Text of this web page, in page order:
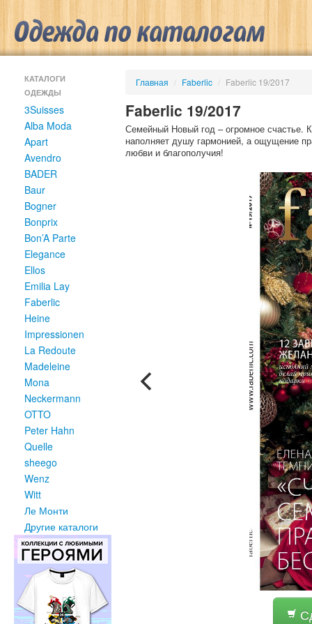
КАТАЛОГИ
ОДЕЖДЫ
3Suisses
Alba Moda
Apart
Avendro
BADER
Baur
Bogner
Bonprix
Bon’A Parte
Elegance
Ellos
Emilia Lay
Faberlic
Heine
Impressionen
La Redoute
Madeleine
Mona
Neckermann
OTTO
Peter Hahn
Quelle
sheego
Wenz
Witt
Ле Монти
Другие каталоги
Главная / Faberlic / Faberlic 19/2017
Faberlic 19/2017
Семейный Новый год – огромное счастье.
наполняет душу гармонией, а ощущение
любви и благополучия!